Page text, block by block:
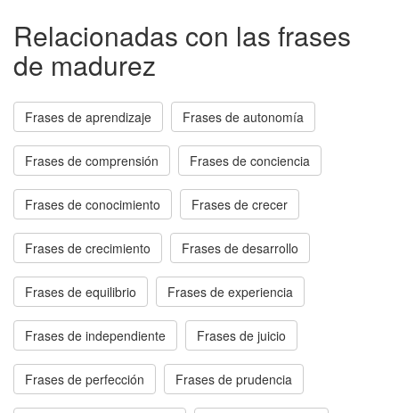
Relacionadas con las frases
de madurez
Frases de aprendizaje Frases de autonomía
Frases de comprensión Frases de conciencia
Frases de conocimiento Frases de crecer
Frases de crecimiento Frases de desarrollo
Frases de equilibrio Frases de experiencia
Frases de independiente Frases de juicio
Frases de perfección Frases de prudencia